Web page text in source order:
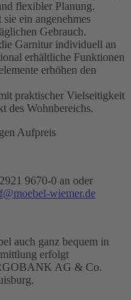
flexibler Planung.
ein angenehmes
Gebrauch.
Garnitur individuell an
erhältliche Funktionen
erhöhen den
praktischer Vielseitigkeit
des Wohnbereichs.
Aufpreis
9670-0 an oder
wiemer.de
auch ganz bequem in
erfolgt
AG & Co.